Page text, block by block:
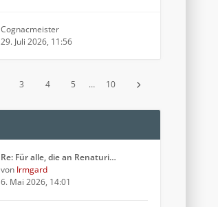
Cognacmeister
29. Juli 2026, 11:56
3 4 5 … 10
Re: Für alle, die an Renaturi…
von Irmgard
6. Mai 2026, 14:01